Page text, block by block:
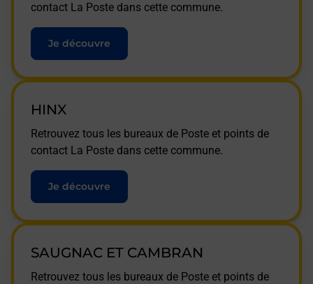
contact La Poste dans cette commune.
Je découvre
HINX
Retrouvez tous les bureaux de Poste et points de
contact La Poste dans cette commune.
Je découvre
SAUGNAC ET CAMBRAN
Retrouvez tous les bureaux de Poste et points de